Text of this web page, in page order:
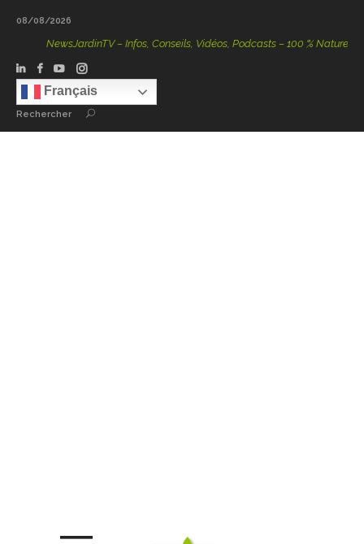
08/08/2026
NewsJardinTV – Infos, Conseils, Vidéos, Podcasts – 100 % Nature
Français
Rechercher